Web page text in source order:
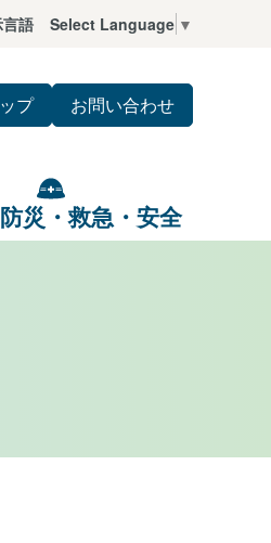
プ お問い合わせ
災・救急・安全
語 Select Language ▼